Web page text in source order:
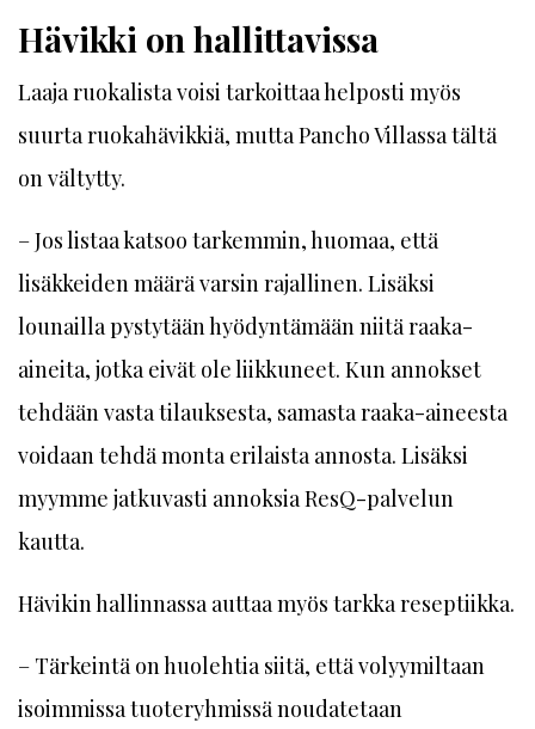
Hävikki on hallittavissa
Laaja ruokalista voisi tarkoittaa helposti myös
suurta ruokahävikkiä, mutta Pancho Villassa tältä
on vältytty.
– Jos listaa katsoo tarkemmin, huomaa, että
lisäkkeiden määrä varsin rajallinen. Lisäksi
lounailla pystytään hyödyntämään niitä raaka-
aineita, jotka eivät ole liikkuneet. Kun annokset
tehdään vasta tilauksesta, samasta raaka-aineesta
voidaan tehdä monta erilaista annosta. Lisäksi
myymme jatkuvasti annoksia ResQ-palvelun
kautta.
Hävikin hallinnassa auttaa myös tarkka reseptiikka.
– Tärkeintä on huolehtia siitä, että volyymiltaan
isoimmissa tuoteryhmissä noudatetaan